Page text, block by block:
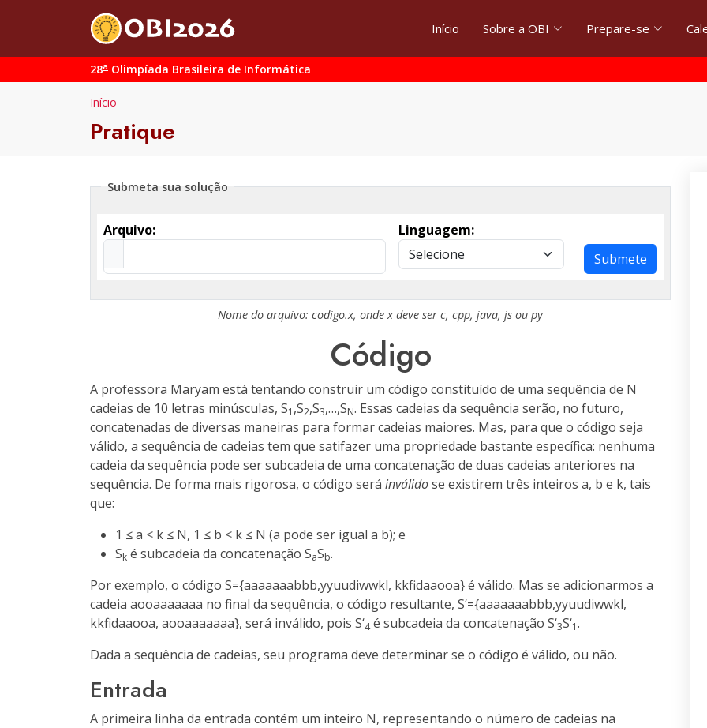
Início Sobre a OBI Prepare-se
28a Olimpíada Brasileira de Informática
Início
Pratique
Submeta sua solução
Arquivo:
Linguagem:
Submete
Nome do arquivo: codigo.x, ondex deve ser c, cpp, java, js ou py
Código
A professora Maryam está tentando construir um código constituído de uma sequência de N
cadeias de 10 letras minúsculas, S1 ,S2,S3,…,SN. Essas cadeias da sequência serão, no futuro,
concatenadas de diversas maneiras para formar cadeias maiores. Mas, para que o código seja
válido, a sequência de cadeias tem que satifazer uma propriedade bastante específica: nenhuma
cadeia da sequência pode ser subcadeia de uma concatenação de duas cadeias anteriores na
sequência. De forma mais rigorosa, o código será inválidose existirem três inteiros a, b e k, tais
que:
1 ≤ a < k ≤ N, 1 ≤ b < k ≤ N (a pode ser igual a b); e
Sk é subcadeia da concatenação SaSb.
Por exemplo, o código S={aaaaaaabbb,yyuudiwwkl, kkfidaaooa} é válido. Mas se adicionarmos a
cadeia aooaaaaaaa no final da sequência, o código resultante, S‘={aaaaaaabbb,yyuudiwwkl,
kkfidaaooa, aooaaaaaaa}, será inválido, pois S‘4 é subcadeia da concatenação S‘3S‘1.
Dada a sequência de cadeias, seu programa deve determinar se o código é válido, ou não.
Entrada
A primeira linha da entrada contém um inteiro N, representando o número de cadeias na